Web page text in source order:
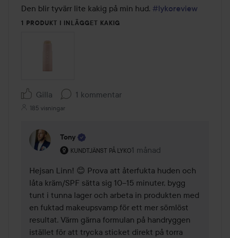
av
5
Den blir tyvärr lite kakig på min hud. #lykoreview
1 PRODUKT I INLÄGGET KAKIG
Gilla 1 kommentar
185 visningar
Tony
KUNDTJÄNST PÅ LYKO
Användarens roll: Kundtjänst på Lyko.
1 månad
Kommentaren lades 1
Hejsan Linn! 😊 Prova att återfukta huden och
låta kräm/SPF sätta sig 10–15 minuter, bygg
tunt i tunna lager och arbeta in produkten med
en fuktad makeupsvamp för ett mer sömlöst
resultat. Värm gärna formulan på handryggen
istället för att trycka sticket direkt på torra